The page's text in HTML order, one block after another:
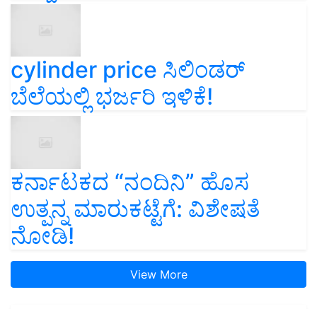
cylinder price ಸಿಲಿಂಡರ್‌
ಬೆಲೆಯಲ್ಲಿ ಭರ್ಜರಿ ಇಳಿಕೆ!
ಕರ್ನಾಟಕದ “ನಂದಿನಿ” ಹೊಸ
ಉತ್ಪನ್ನ ಮಾರುಕಟ್ಟೆಗೆ: ವಿಶೇಷತೆ
ನೋಡಿ!
View More